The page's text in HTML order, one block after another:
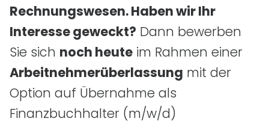
Rechnungswesen. Haben wir Ihr
Interesse geweckt? Dann bewerben
Sie sich noch heute im Rahmen einer
Arbeitnehmerüberlassung mit der
Option auf Übernahme als
Finanzbuchhalter (m/w/d)